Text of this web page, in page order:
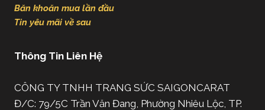
Băn khoăn mua lần đầu
Tin yêu mãi về sau
Thông Tin Liên Hệ
CÔNG TY TNHH TRANG SỨC SAIGONCARAT
Đ/C: 79/5C Trần Văn Đang, Phường Nhiêu Lộc, TP.